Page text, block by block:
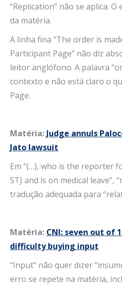
“Replication” não se aplica.
da matéria.
A linha fina “The order is
Participant Page” não diz
leitor anglófono. A palavra
contexto e não está claro o
Page.
Matéria: Judge annuls
Jato lawsuit
Em “(…), who is the reporter
STJ and is on medical leave”,
tradução adequada para
Matéria: CNI: seven out of
difficulty buying input
“Input” não quer dizer
erro se repete na matéria,